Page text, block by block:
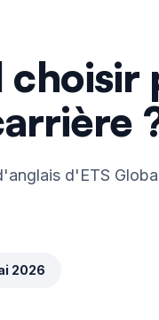
choisir
d'ETS
2026